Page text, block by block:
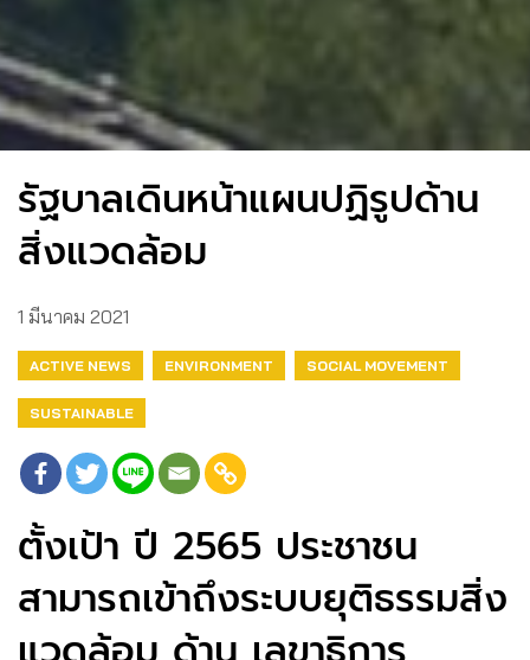
รัฐบาลเดินหน้าแผนปฏิรูปด้าน
สิ่งแวดล้อม
1 มีนาคม 2021
ACTIVE NEWS ENVIRONMENT SOCIAL MOVEMENT
SUSTAINABLE
ตั้งเป้า ปี 2565 ประชาชน
สามารถเข้าถึงระบบยุติธรรมสิ่ง